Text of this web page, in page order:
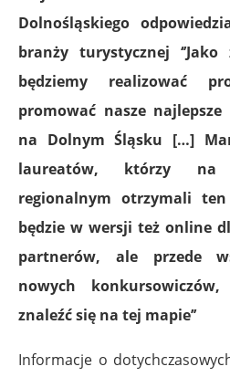
Dolnośląskiego
branży turystycznej
będziemy realizować
promować nasze
na Dolnym Śląsku […]
laureatów, którzy na
regionalnym otrzymali
będzie w wersji też online
partnerów, ale przede
nowych
znaleźć się na tej mapie’’
Informacje o